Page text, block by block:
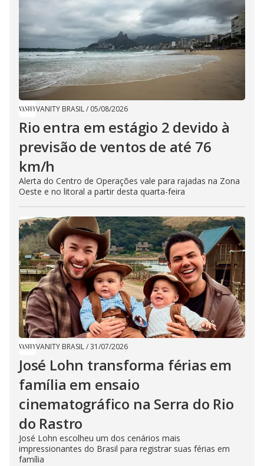
VANITY BRASIL/ 05/08/2026
Rio entra em estágio 2 devido à
previsão de ventos de até 76
km/h
Alerta do Centro de Operações vale para rajadas na Zona
Oeste e no litoral a partir desta quarta-feira
VANITY BRASIL/31/07/2026
José Lohn transforma férias em
família em ensaio
cinematográfico na Serra do Rio
do Rastro
José Lohn escolheu um dos cenários mais
impressionantes do Brasil para registrar suas férias em
família